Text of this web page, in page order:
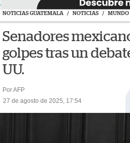
NOTICIAS GUATEMALA / NOTICIAS / MUNDO
Senadores
golpes tras un
UU.
Por AFP
27 de agosto de 2025, 17:54